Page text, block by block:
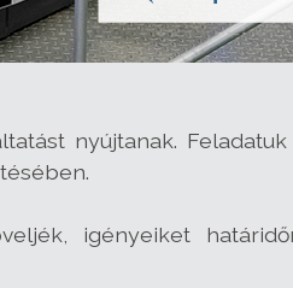
nyújtanak.
igényeiket